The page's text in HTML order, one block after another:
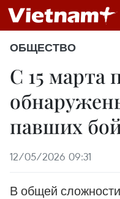
ОБЩЕСТВО
С 15 марта
павших
12/05/2026 09:31
В общей